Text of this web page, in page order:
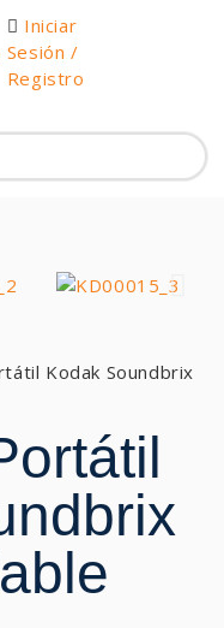
Iniciar
Sesión /
Registro
Kodak Soundbrix